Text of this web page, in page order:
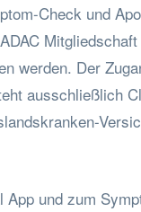
Check und
werden. Der
ausschließlich
und zum